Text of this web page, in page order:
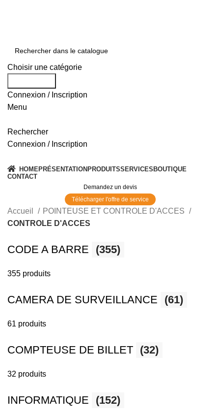
Choisir une catégorie
Connexion / Inscription
Menu
Rechercher
Connexion / Inscription
HOMEPRÉSENTATIONPRODUITSSERVICESBOUTIQUE
CONTACT
Demandez un devis
Télécharger l'offre de service
Accueil
POINTEUSE ET CONTROLE D'ACCES
CONTROLE D'ACCES
CODE A BARRE (355)
355 produits
CAMERA DE SURVEILLANCE (61)
61 produits
COMPTEUSE DE BILLET (32)
32 produits
INFORMATIQUE (152)